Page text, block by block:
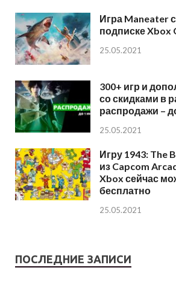
Игра Maneater
подписке Xbox
25.05.2021
300+ игр и
со скидками в
распродажи –
25.05.2021
Игру 1943: The
из Capcom
Xbox сейчас
бесплатно
25.05.2021
ПОСЛЕДНИЕ ЗАПИСИ